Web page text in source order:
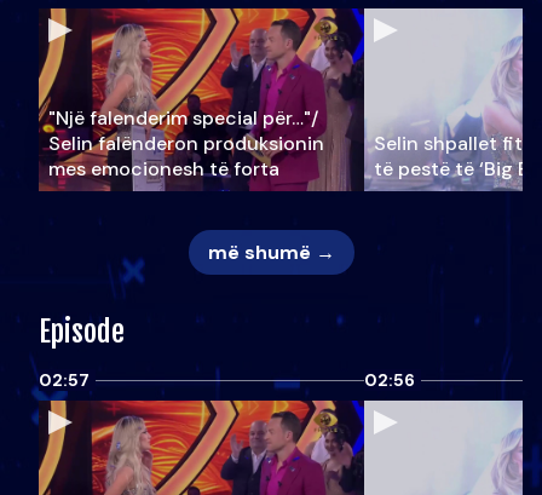
"Një falenderim special për…"/
Selin falënderon produksionin
mes emocionesh të forta
Selin shpallet
të pestë të ‘Big
më shumë →
Episode
02:57 02:56